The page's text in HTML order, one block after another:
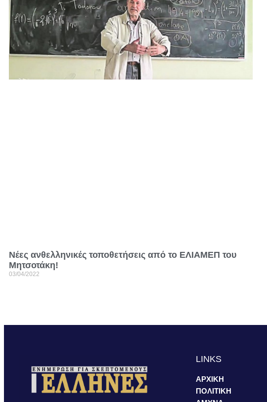
Νέες ανθελληνικές τοποθετήσεις από το ΕΛΙΑΜΕΠ του
Μητσοτάκη!
03/04/2022
LINKS
ΑΡΧΙΚΗ
ΠΟΛΙΤΙΚΗ